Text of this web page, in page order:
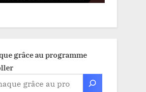
grâce au programme